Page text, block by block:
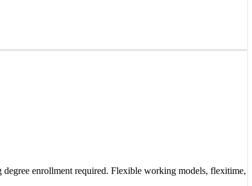
enrollment required. Flexible working models, flexitime,